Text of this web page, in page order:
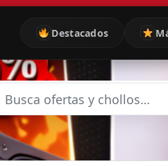
Destacados